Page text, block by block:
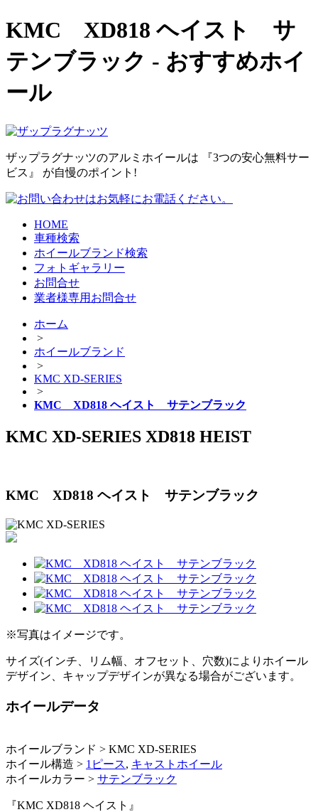
KMC XD818 ヘイスト サ
テンブラック - おすすめホイ
ール
ザップラグナッツのアルミホイールは 『3つの安心無料サー
ビス』 が自慢のポイント!
HOME
車種検索
ホイールブランド検索
フォトギャラリー
お問合せ
業者様専用お問合せ
ホーム
>
ホイールブランド
>
KMC XD-SERIES
>
KMC XD818 ヘイスト サテンブラック
KMC XD-SERIES XD818 HEIST
KMC XD818 ヘイスト サテンブラック
※写真はイメージです。
サイズ(インチ、リム幅、オフセット、穴数)によりホイール
デザイン、キャップデザインが異なる場合がございます。
ホイールデータ
ホイールブランド > KMC XD-SERIES
ホイール構造 > 1ピース, キャストホイール
ホイールカラー > サテンブラック
『KMC XD818 ヘイスト』